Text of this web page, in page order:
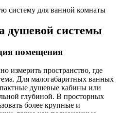
душевой системы
помещения
измерить пространство, где
Для малогабаритных ванных
душевые кабины или
глубиной. В просторных
более крупные и